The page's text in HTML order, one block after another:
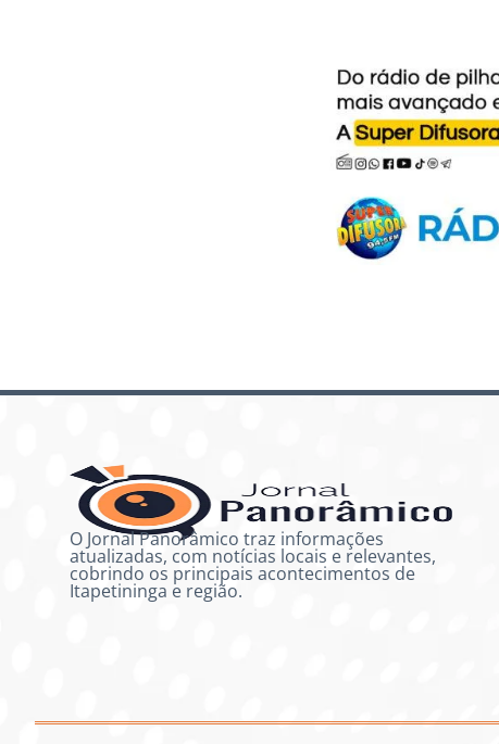
O Jornal Panorâmico traz informações
atualizadas, com notícias locais e relevantes,
cobrindo os principais acontecimentos de
Itapetininga e região.